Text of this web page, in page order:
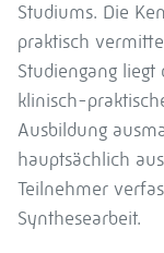
Studiums. Die
praktisch
Studiengang
klinisch-
Ausbildung
hauptsächlich
Teilnehmer
Synthesearbeit.